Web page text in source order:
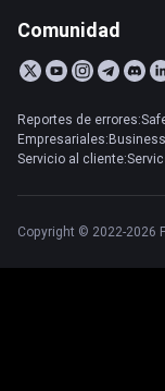
Comunidad
Reportes de
Servicio al
Copyright © 2022-2026